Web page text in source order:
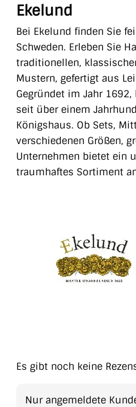
Ekelund
Bei Ekelund finden Sie
Schweden. Erleben Sie
traditionellen,
Mustern, gefertigt aus
Gegründet im Jahr
seit über einem
Königshaus. Ob Sets,
verschiedenen Größen,
Unternehmen bietet ein
traumhaftes Sortiment
Es gibt noch keine
Nur angemeldete